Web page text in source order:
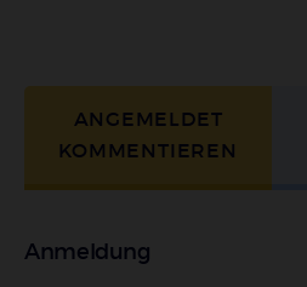
ANGEMELDET
KOMMENTIEREN
Anmeldung